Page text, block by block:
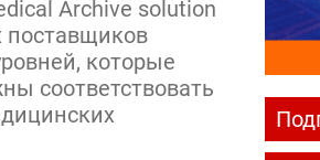
Archive solution
поставщиков
которые
соответствовать